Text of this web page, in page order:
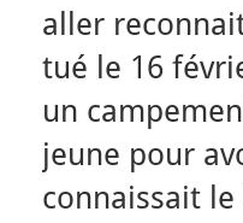
aller
tué le 16
un
jeune pour
connaissait le